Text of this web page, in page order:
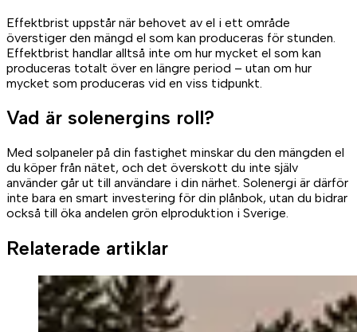
Effektbrist uppstår när behovet av el i ett område
överstiger den mängd el som kan produceras för stunden.
Effektbrist handlar alltså inte om hur mycket el som kan
produceras totalt över en längre period – utan om hur
mycket som produceras vid en viss tidpunkt.
Vad är solenergins roll?
Med solpaneler på din fastighet minskar du den mängden el
du köper från nätet, och det överskott du inte själv
använder går ut till användare i din närhet. Solenergi är därför
inte bara en smart investering för din plånbok, utan du bidrar
också till öka andelen grön elproduktion i Sverige.
Relaterade artiklar